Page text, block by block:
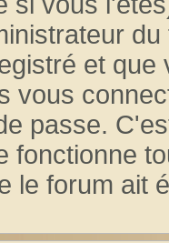
et
vous
passe.
fonctionne
le forum ait